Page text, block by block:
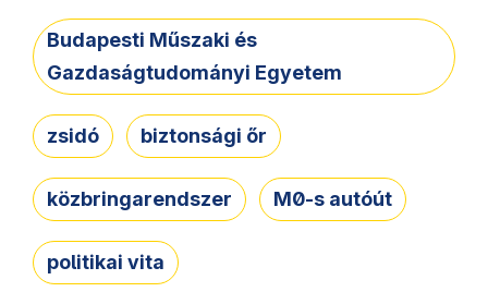
Budapesti Műszaki és
Gazdaságtudományi Egyetem
zsidó biztonsági őr
közbringarendszer M0-s autóút
politikai vita